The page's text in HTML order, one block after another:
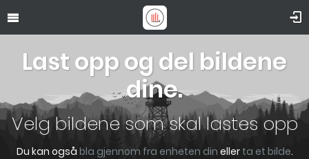
Last opp og del bildene
dine.
Velg bildene som skal lastes opp
Du kan også bla gjennom fra enheten din eller ta et bilde.